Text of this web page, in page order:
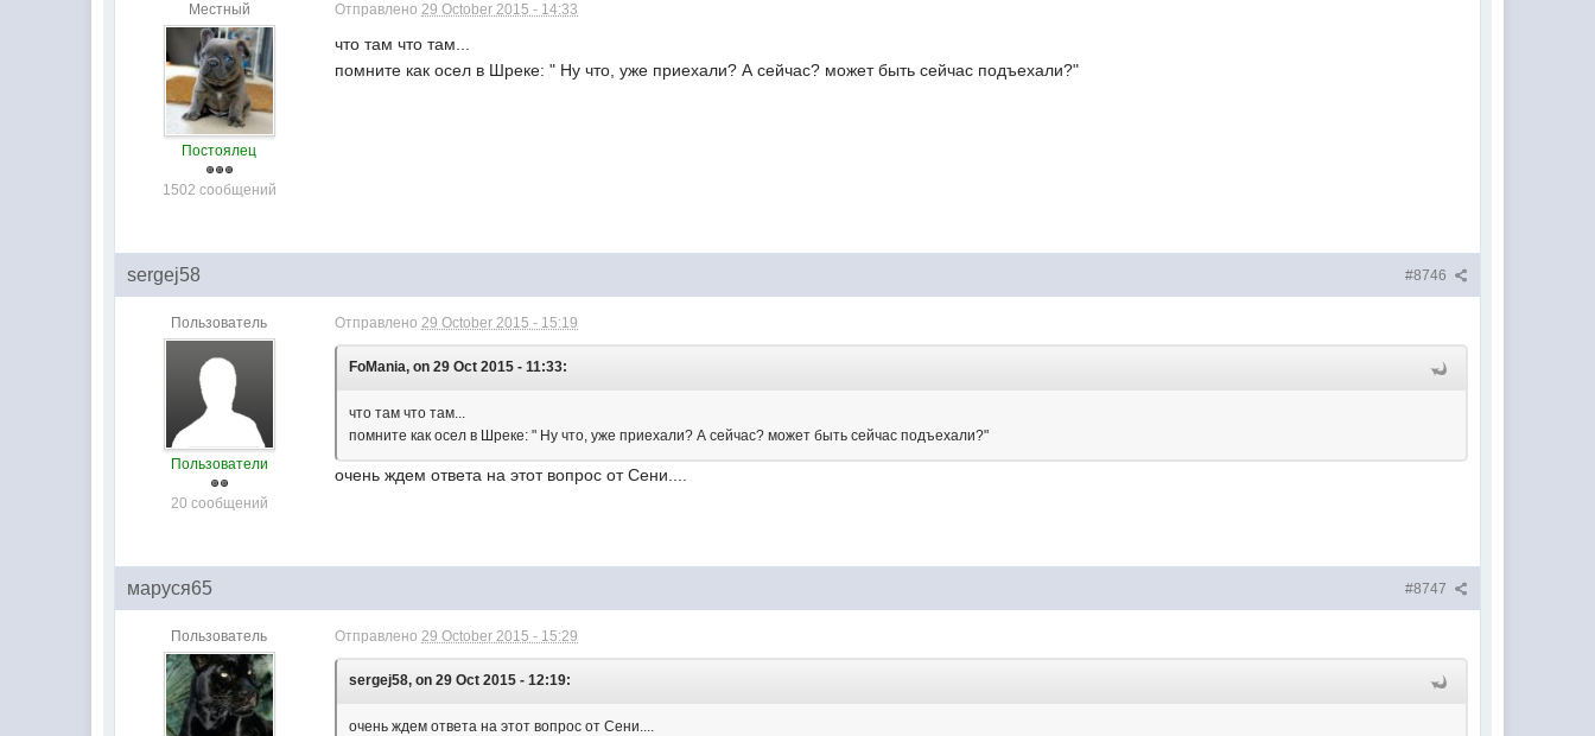
Местный
Постоялец
1502 сообщений
Отправлено29 October 2015 - 14:33
что там что там...
помните как осел в Шреке: " Ну что, уже приехали? А сейчас? может быть сейчас подъехали?"
#8746
sergej58
Пользователь
Пользователи
20 сообщений
Отправлено29 October 2015 - 15:19
FoMania, on 29 Oct 2015 - 11:33:
что там что там...
помните как осел в Шреке: " Ну что, уже приехали? А сейчас? может быть сейчас подъехали?"
очень ждем ответа на этот вопрос от Сени....
#8747
маруся65
Пользователь Отправлено29 October 2015 - 15:29
sergej58, on 29 Oct 2015 - 12:19:
очень ждем ответа на этот вопрос от Сени....